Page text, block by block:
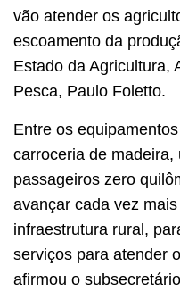
vão atender os
escoamento da
Estado da Agricultura,
Pesca, Paulo Foletto.
Entre os
carroceria de
passageiros zero
avançar cada vez
infraestrutura rural,
serviços para atender
afirmou o